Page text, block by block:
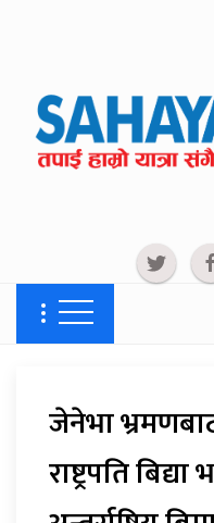
जेनेभा
राष्ट्रपति